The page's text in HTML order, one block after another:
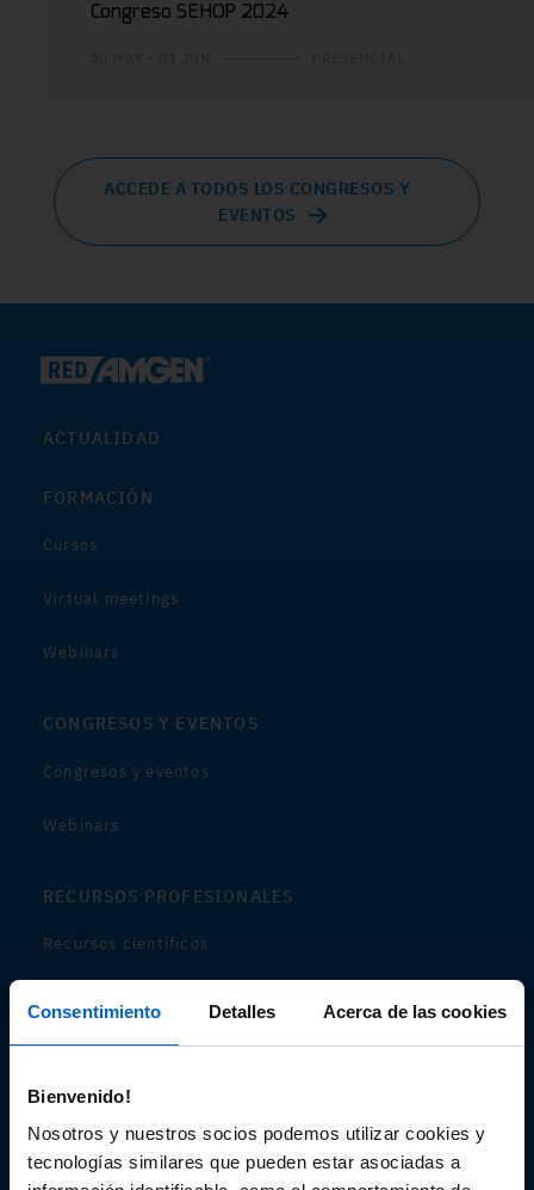
Consentimiento Detalles Acerca de las cookies
Bienvenido!
Nosotros y nuestros socios podemos utilizar cookies y
tecnologías similares que pueden estar asociadas a
Congreso SEHOP 2024
ACCEDE A TODOS LOS CONGRESOS Y
EVENTOS
ACTUALIDAD
FORMACIÓN
Cursos
Virtual meetings
Webinars
CONGRESOS Y EVENTOS
Congresos y eventos
Webinars
RECURSOS PROFESIONALES
Recursos científicos
Audiovisual
Espacio de Información Médica